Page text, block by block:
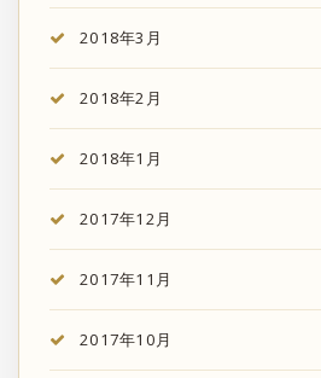
2018年3月
2018年2月
2018年1月
2017年12月
2017年11月
2017年10月